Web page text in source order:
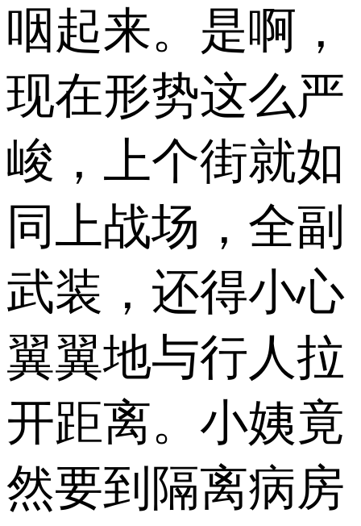
咽起来。是啊，
现在形势这么严
峻，上个街就如
同上战场，全副
武装，还得小心
翼翼地与行人拉
开距离。小姨竟
然要到隔离病房